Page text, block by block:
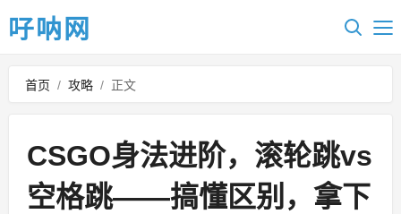
吇呐网
首页 / 攻略 / 正文
CSGO身法进阶，滚轮跳vs
空格跳——搞懂区别，拿下